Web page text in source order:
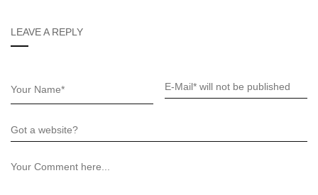
LEAVE A REPLY